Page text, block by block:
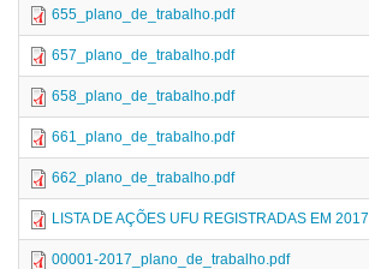
655_plano_de_trabalho.pdf
657_plano_de_trabalho.pdf
658_plano_de_trabalho.pdf
661_plano_de_trabalho.pdf
662_plano_de_trabalho.pdf
LISTA DE AÇÕES UFU REGISTRADAS EM 2017
00001-2017_plano_de_trabalho.pdf